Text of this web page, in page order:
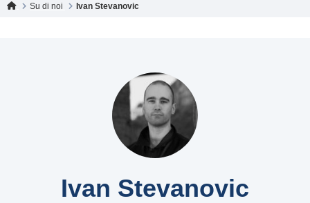
Su di noi Ivan Stevanovic
Ivan Stevanovic